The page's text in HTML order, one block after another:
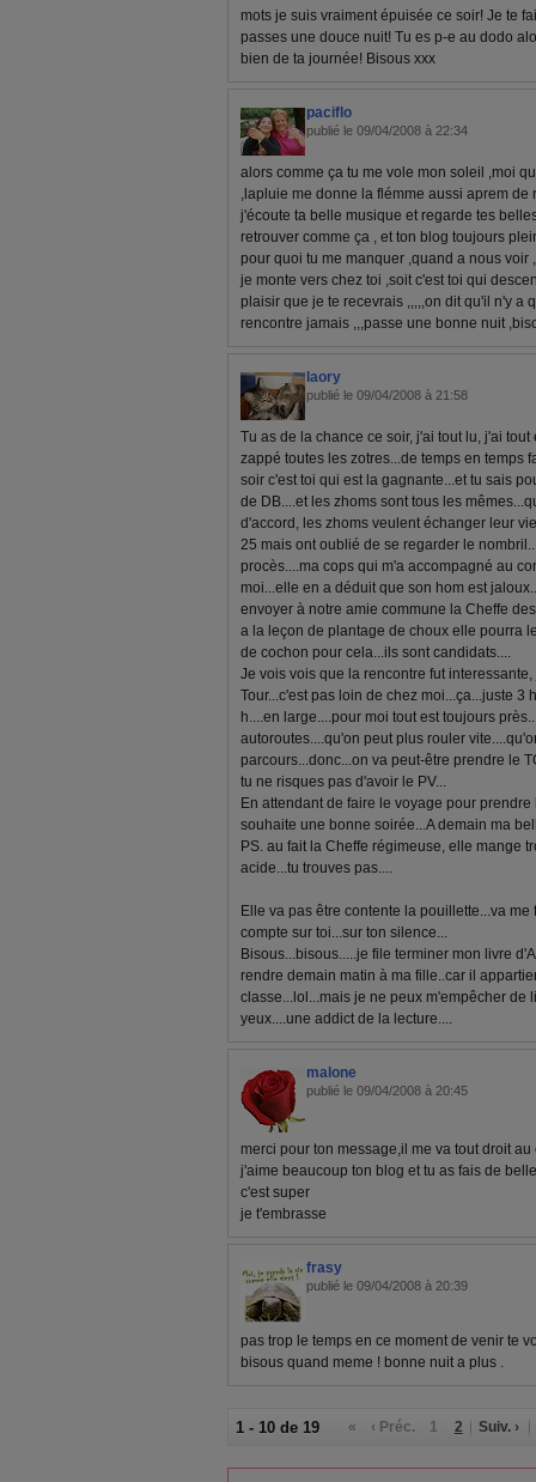
mots je suis vraiment épuisée ce soir! Je te
passes une douce nuit! Tu es p-e au dodo
bien de ta journée! Bisous xxx
paciflo
publié le 09/04/2008 à 22:34
alors comme ça tu me vole mon soleil ,moi
,lapluie me donne la flémme aussi aprem
j'écoute ta belle musique et regarde tes
retrouver comme ça , et ton blog toujours
pour quoi tu me manquer ,quand a nous voir
je monte vers chez toi ,soit c'est toi qui
plaisir que je te recevrais ,,,,,on dit qu'il n'y a
rencontre jamais ,,,passe une bonne nuit
laory
publié le 09/04/2008 à 21:58
Tu as de la chance ce soir, j'ai tout lu, j'ai
zappé toutes les zotres...de temps en temps
soir c'est toi qui est la gagnante...et tu sais
de DB....et les zhoms sont tous les
d'accord, les zhoms veulent échanger leur
25 mais ont oublié de se regarder le
procès....ma cops qui m'a accompagné au
moi...elle en a déduit que son hom est
envoyer à notre amie commune la Cheffe
a la leçon de plantage de choux elle pourra
de cochon pour cela...ils sont candidats....
Je vois vois que la rencontre fut
Tour...c'est pas loin de chez moi...ça...juste 3
h....en large....pour moi tout est toujours
autoroutes....qu'on peut plus rouler
parcours...donc...on va peut-être prendre le
tu ne risques pas d'avoir le PV...
En attendant de faire le voyage pour
souhaite une bonne soirée...A demain ma
PS. au fait la Cheffe régimeuse, elle mange
acide...tu trouves pas....
Elle va pas être contente la pouillette...va
compte sur toi...sur ton silence...
Bisous...bisous.....je file terminer mon livre
rendre demain matin à ma fille..car il
classe...lol...mais je ne peux m'empêcher de
yeux....une addict de la lecture....
malone
publié le 09/04/2008 à 20:45
merci pour ton message,il me va tout droit
j'aime beaucoup ton blog et tu as fais de
c'est super
je t'embrasse
frasy
publié le 09/04/2008 à 20:39
pas trop le temps en ce moment de venir te
bisous quand meme ! bonne nuit a plus .
1 - 10 de 19 « ‹ Préc. 1 2 Suiv. ›